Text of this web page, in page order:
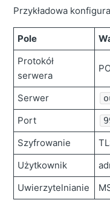
Przykładowa
Pole
Protokół
serwera
Serwer
Port
Szyfrowanie
Użytkownik
Uwierzytelnianie